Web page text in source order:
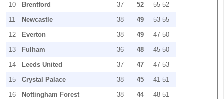
10
Brentford 37 52
55-52
11
Newcastle 38 49
53-55
12
Everton 38 49
47-50
13
Fulham 36 48
45-50
14
Leeds United 37 47
47-53
15
Crystal Palace 38 45
41-51
16
Nottingham Forest 38 44
48-51